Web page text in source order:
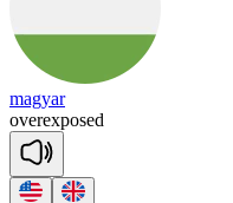
magyar
overexposed